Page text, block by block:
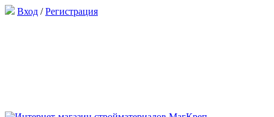
Вход /Регистрация